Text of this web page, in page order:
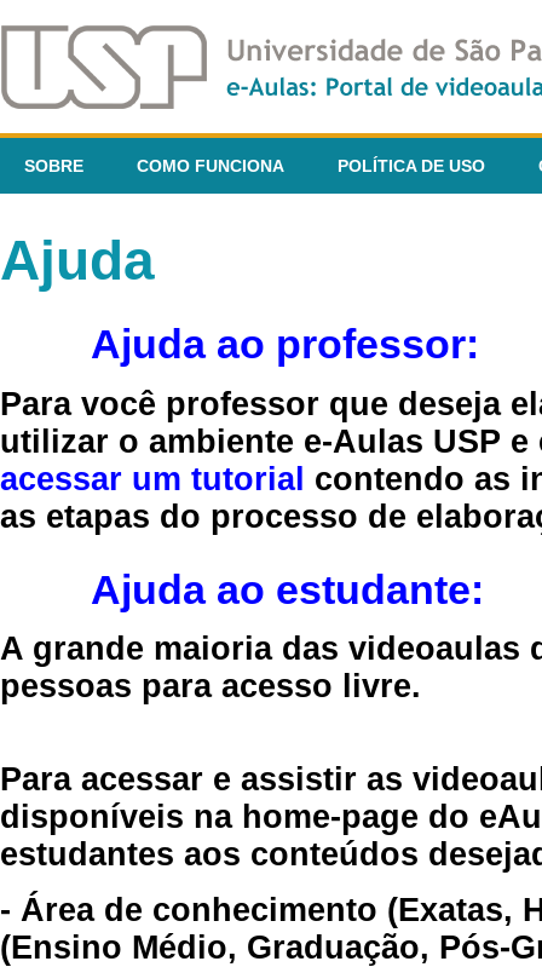
SOBRE COMO FUNCIONA POLÍTICA DE USO
Ajuda
Ajuda ao professor:
Para você professor que deseja
utilizar o ambiente e-Aulas USP
acessar um tutorial contendo as
as etapas do processo de
Ajuda ao estudante:
A grande maioria das videoaulas
pessoas para acesso livre.
Para acessar e assistir as
disponíveis na home-page do
estudantes aos conteúdos
- Área de conhecimento (Exatas,
(Ensino Médio, Graduação, Pós-